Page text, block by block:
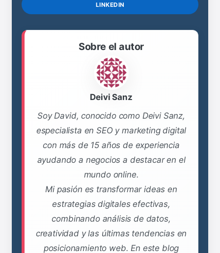
LINKEDIN
Sobre el autor
Deivi Sanz
Soy David, conocido como Deivi Sanz,
especialista en SEO y marketing digital
con más de 15 años de experiencia
ayudando a negocios a destacar en el
mundo online.
Mi pasión es transformar ideas en
estrategias digitales efectivas,
combinando análisis de datos,
creatividad y las últimas tendencias en
posicionamiento web. En este blog